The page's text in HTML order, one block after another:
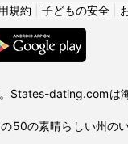
規約 子どもの安全|
States-dating.comは
50の素晴らしい州の